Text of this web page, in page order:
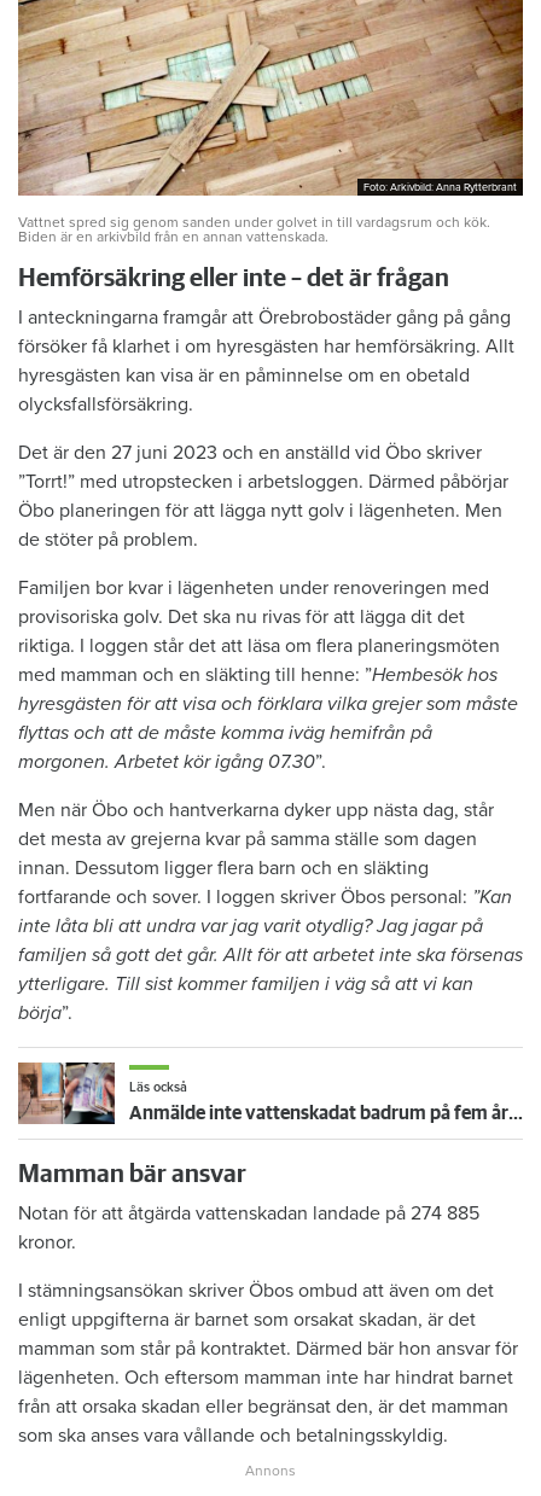
Foto: Arkivbild: Anna Rytterbrant
Foto: Arkivbild: Anna Rytterbrant
Vattnet spred sig genom sanden under golvet in till vardagsrum och kök.
Biden är en arkivbild från en annan vattenskada.
Hemförsäkring eller inte – det är frågan
I anteckningarna framgår att Örebrobostäder gång på gång
försöker få klarhet i om hyresgästen har hemförsäkring. Allt
hyresgästen kan visa är en påminnelse om en obetald
olycksfallsförsäkring.
Det är den 27 juni 2023 och en anställd vid Öbo skriver
”Torrt!” med utropstecken i arbetsloggen. Därmed påbörjar
Öbo planeringen för att lägga nytt golv i lägenheten. Men
de stöter på problem.
Familjen bor kvar i lägenheten under renoveringen med
provisoriska golv. Det ska nu rivas för att lägga dit det
riktiga. I loggen står det att läsa om flera planeringsmöten
med mamman och en släkting till henne: ”Hembesök hos
hyresgästen för att visa och förklara vilka grejer som måste
flyttas och att de måste komma iväg hemifrån på
morgonen. Arbetet kör igång 07.30”.
Men när Öbo och hantverkarna dyker upp nästa dag, står
det mesta av grejerna kvar på samma ställe som dagen
innan. Dessutom ligger flera barn och en släkting
fortfarande och sover. I loggen skriver Öbos personal: ”Kan
inte låta bli att undra var jag varit otydlig? Jag jagar på
familjen så gott det går. Allt för att arbetet inte ska försenas
ytterligare. Till sist kommer familjen i väg så att vi kan
börja”.
Läs också
Anmälde inte vattenskadat badrum på fem år – krävs på 125 000 kronor
Mamman bär ansvar
Notan för att åtgärda vattenskadan landade på 274 885
kronor.
I stämningsansökan skriver Öbos ombud att även om det
enligt uppgifterna är barnet som orsakat skadan, är det
mamman som står på kontraktet. Därmed bär hon ansvar för
lägenheten. Och eftersom mamman inte har hindrat barnet
från att orsaka skadan eller begränsat den, är det mamman
som ska anses vara vållande och betalningsskyldig.